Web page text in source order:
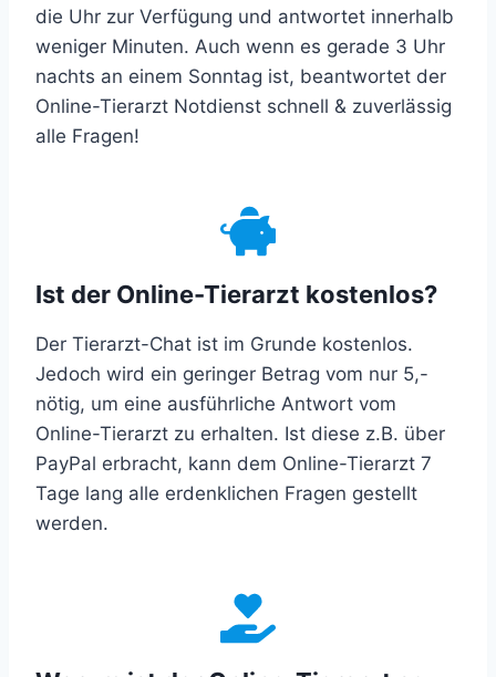
die Uhr zur Verfügung und antwortet innerhalb
weniger Minuten. Auch wenn es gerade 3 Uhr
nachts an einem Sonntag ist, beantwortet der
Online-Tierarzt Notdienst schnell & zuverlässig
alle Fragen!
Ist der Online-Tierarzt kostenlos?
Der Tierarzt-Chat ist im Grunde kostenlos.
Jedoch wird ein geringer Betrag vom nur 5,-
nötig, um eine ausführliche Antwort vom
Online-Tierarzt zu erhalten. Ist diese z.B. über
PayPal erbracht, kann dem Online-Tierarzt 7
Tage lang alle erdenklichen Fragen gestellt
werden.